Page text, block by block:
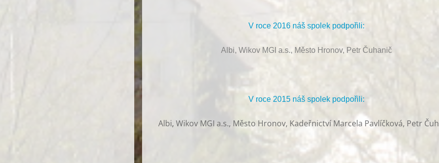
V roce 2016 náš spolek podpořili:
Albi, Wikov MGI a.s., Město Hronov, Petr Čuhanič
V roce 2015 náš spolek podpořili:
Albi, Wikov MGI a.s., Město Hronov, Kadeřnictví Marcela Pavlíčková, Petr